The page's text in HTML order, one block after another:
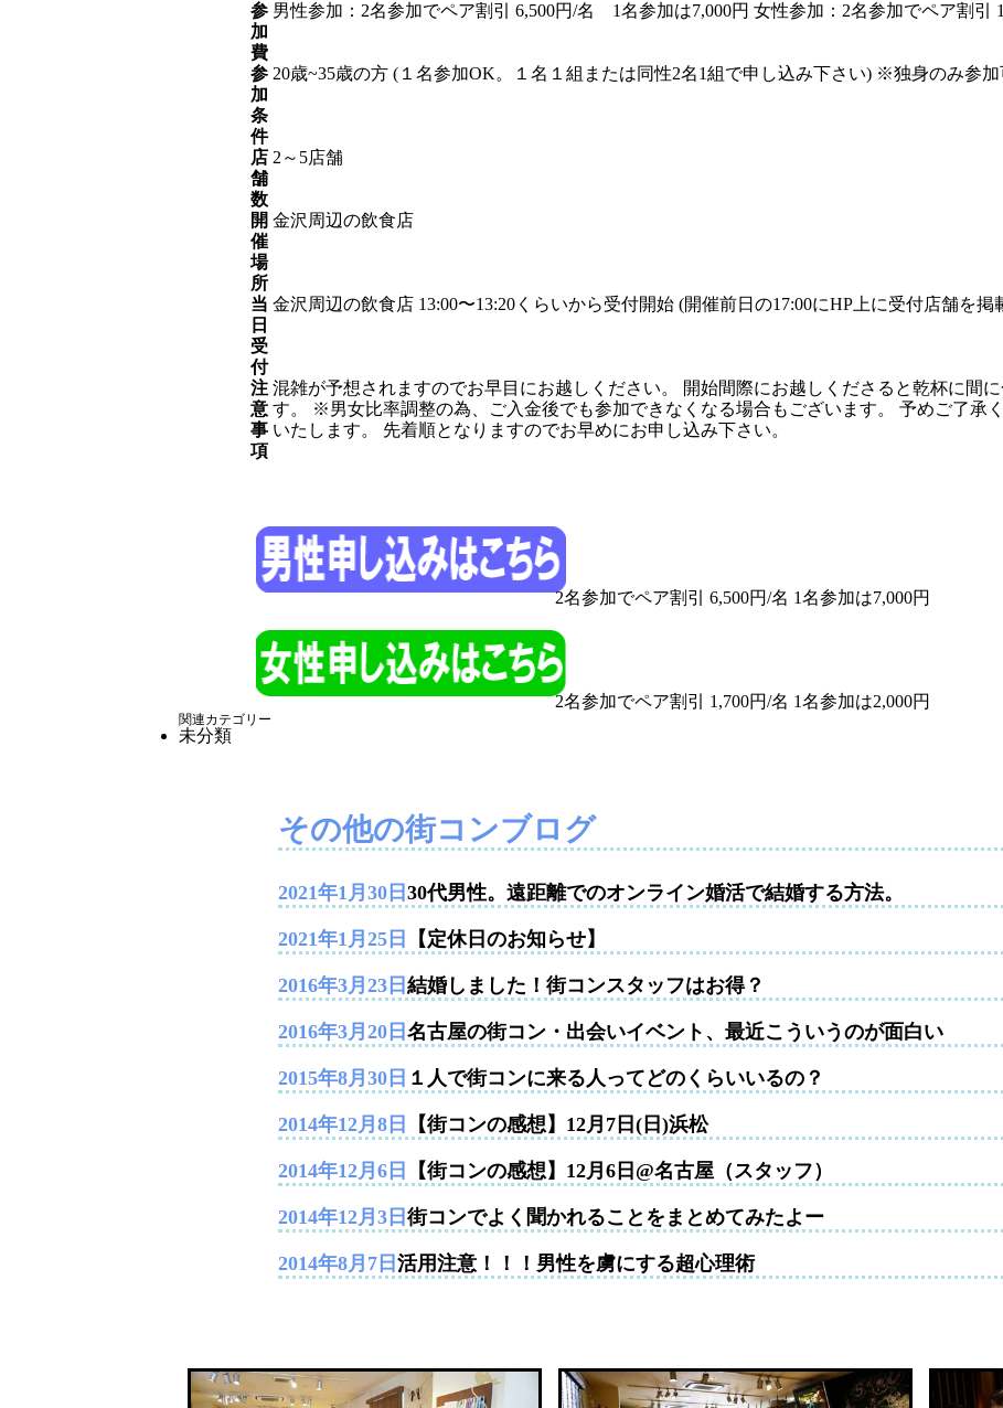
参
加
費
男性参加：2名参加でペア割引 6,500円/名 1名参加は7,000円 女性参加：2名参加でペア割引
参
加
条
件
20歳~35歳の方 (１名参加OK。１名１組または同性2名1組で申し込み下さい) ※独身のみ参
店
舗
数
2～5店舗
開
催
場
所
金沢 周辺の飲食店
当
日
受
付
金沢 周辺の飲食店 13:00〜13:20くらいから受付開始 (開催前日の17:00にHP上に受付店舗を掲
注
意
事
項
混雑が予想されますのでお早目にお越しください。 開始間際にお越しくださると乾杯に間
す。 ※男女比率調整の為、ご入金後でも参加できなくなる場合もございます。 予めご了承
いたします。 先着順となりますのでお早めにお申し込み下さい。
2名参加でペア割引 6,500円/名 1名参加は7,000円
2名参加でペア割引 1,700円/名 1名参加は2,000円
関連カテゴリー
未分類
その他の街コンブログ
2021年1月30日 30代男性。遠距離でのオンライン婚活で結婚する方法。
2021年1月25日 【定休日のお知らせ】
2016年3月23日 結婚しました！街コンスタッフはお得？
2016年3月20日 名古屋の街コン・出会いイベント、最近こういうのが面白い
2015年8月30日 １人で街コンに来る人ってどのくらいいるの？
2014年12月8日 【街コンの感想】12月7日(日)浜松
2014年12月6日 【街コンの感想】12月6日@名古屋（スタッフ）
2014年12月3日 街コンでよく聞かれることをまとめてみたよー
2014年8月7日 活用注意！！！男性を虜にする超心理術